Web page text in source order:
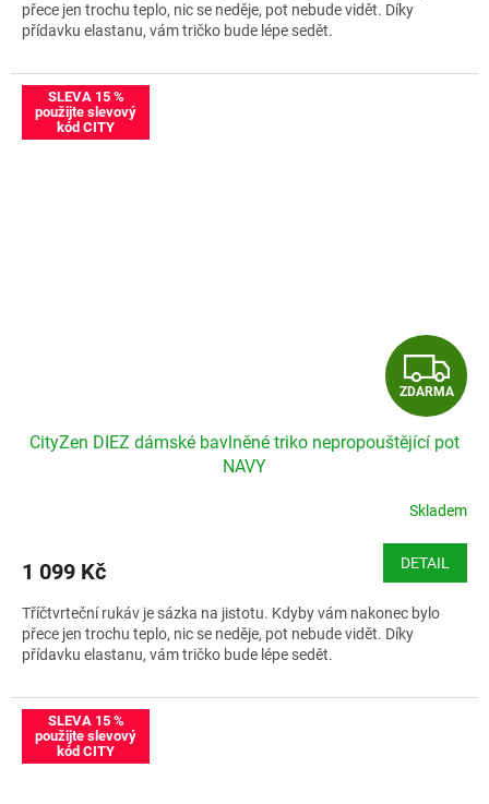
přece jen trochu teplo, nic se neděje, pot nebude vidět. Díky
přídavku elastanu, vám tričko bude lépe sedět.
Velikostní tabulka CityZen dámské triko,3-4 rukáv
SLEVA 15 %
použijte slevový
kód CITY
Z
D
A
R
M
A
ZDARMA
CityZen DIEZ dámské bavlněné triko nepropouštějící pot
NAVY
Skladem
1 099 Kč DETAIL
Tříčtvrteční rukáv je sázka na jistotu. Kdyby vám nakonec bylo
přece jen trochu teplo, nic se neděje, pot nebude vidět. Díky
přídavku elastanu, vám tričko bude lépe sedět.
Velikostní tabulka CityZen dámské triko,3-4 rukáv
SLEVA 15 %
použijte slevový
kód CITY